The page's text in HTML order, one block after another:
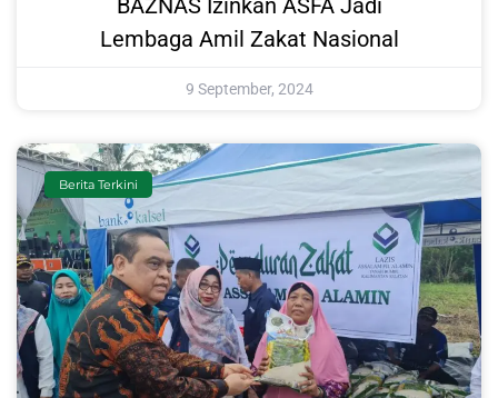
BAZNAS Izinkan ASFA Jadi
Lembaga Amil Zakat Nasional
9 September, 2024
Berita Terkini